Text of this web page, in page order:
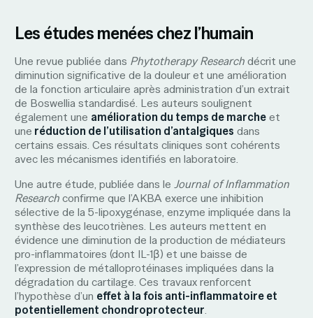
Les études menées chez l’humain
Une revue publiée dans Phytotherapy Researchdécrit une
diminution significative de la douleur et une amélioration
de la fonction articulaire après administration d’un extrait
de Boswellia standardisé. Les auteurs soulignent
également une amélioration du temps de marcheet
une réduction de l’utilisation d’antalgiques dans
certains essais. Ces résultats cliniques sont cohérents
avec les mécanismes identifiés en laboratoire.
Une autre étude, publiée dans leJournal of Inflammation
Researchconfirme que l’AKBA exerce une inhibition
sélective de la 5-lipoxygénase, enzyme impliquée dans la
synthèse des leucotriènes. Les auteurs mettent en
évidence une diminution de la production de médiateurs
pro-inflammatoires (dont IL-1β) et une baisse de
l’expression de métalloprotéinases impliquées dans la
dégradation du cartilage. Ces travaux renforcent
l’hypothèse d’un effet à la fois anti-inflammatoire et
potentiellement chondroprotecteur.